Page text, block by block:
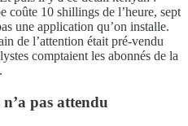
coûte 10 shillings de l’heure, sept
une application qu’on installe.
de l’attention était pré-vendu
comptaient les abonnés de la
pas attendu